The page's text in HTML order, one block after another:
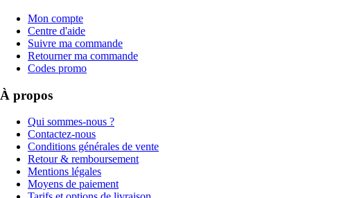
Mon compte
Centre d'aide
Suivre ma commande
Retourner ma commande
Codes promo
À propos
Qui sommes-nous ?
Contactez-nous
Conditions générales de vente
Retour & remboursement
Mentions légales
Moyens de paiement